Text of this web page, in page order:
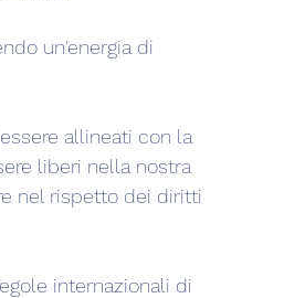
un'energia di
allineati con la
liberi nella nostra
nel rispetto dei diritti
internazionali di